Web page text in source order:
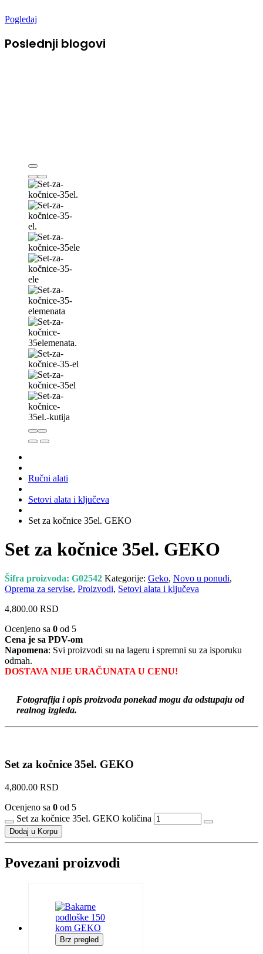
Pogledaj
Poslednji blogovi
Ručni alati
Setovi alata i ključeva
Set za kočnice 35el. GEKO
Set za kočnice 35el. GEKO
Šifra proizvoda: G02542 Kategorije: Geko, Novo u ponudi,
Oprema za servise, Proizvodi, Setovi alata i ključeva
4,800.00 RSD
Ocenjeno sa 0 od 5
Cena je sa PDV-om
Napomena: Svi proizvodi su na lageru i spremni su za isporuku
odmah.
DOSTAVA NIJE URAČUNATA U CENU!
Fotografija i opis proizvoda ponekad mogu da odstupaju od
realnog izgleda.
Set za kočnice 35el. GEKO
4,800.00 RSD
Ocenjeno sa 0 od 5
Set za kočnice 35el. GEKO količina
Dodaj u Korpu
Povezani proizvodi
Brz pregled